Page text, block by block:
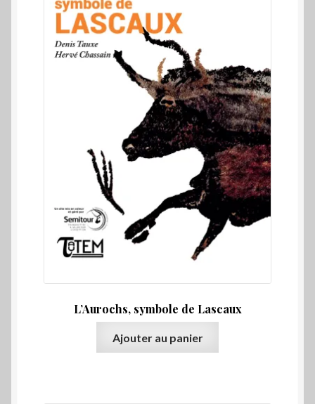
L’Aurochs, symbole de Lascaux
Ajouter au panier